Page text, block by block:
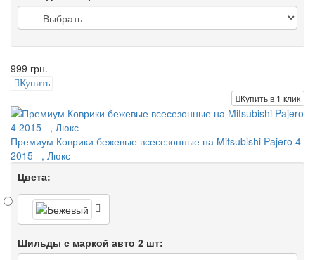
999 грн.
Купить
Купить в 1 клик
Премиум Коврики бежевые всесезонные на Mitsubishi Pajero 4
2015 –, Люкс
Цвета:
Шильды с маркой авто 2 шт: